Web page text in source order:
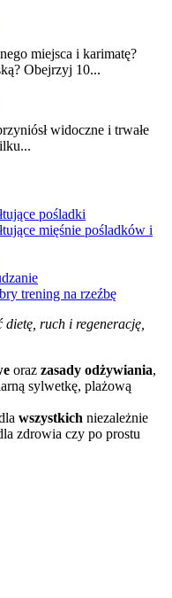
miejsca i karimatę?
Obejrzyj 10...
widoczne i trwałe
pośladki
mięśnie pośladków i
trening na rzeźbę
dietę, ruch i regenerację,
oraz zasady odżywiania,
sylwetkę, plażową
wszystkich niezależnie
zdrowia czy po prostu